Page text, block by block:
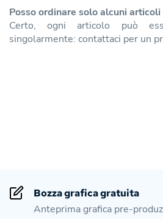
Posso ordinare solo alcuni
Certo, ogni articolo può
singolarmente: contattaci per un
Bozza grafica gratuita
Anteprima grafica pre-